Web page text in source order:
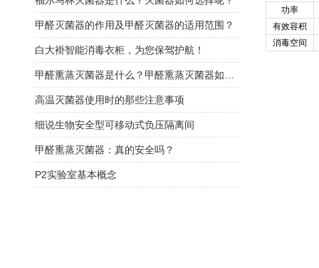
功率
有效容积
消毒空间
甲醛灭菌器的作用及甲醛灭菌器的适用范围？
白大褂智能消毒衣柜，为您保驾护航！
高温灭菌器使用时的那些注意事项
细说生物安全型可移动式负压隔离间
甲醛熏蒸灭菌器：真的安全吗？
P2实验室基本概念